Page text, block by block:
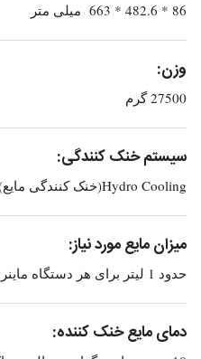
86 * 482.6 * 663 میلی متر
وزن:
27500 گرم
سیستم خنک کنندگی:
Hydro Cooling(خنک کنندگی مایع)
میزان مایع مورد نیاز:
حدود 1 لیتر برای هر دستگاه ماینر
دمای مایع خنک کننده: